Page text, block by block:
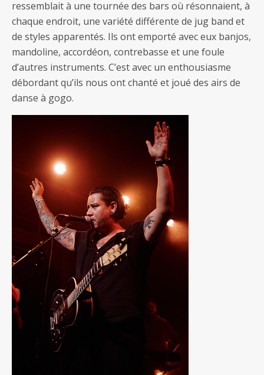
ressemblait à une tournée des bars où résonnaient, à
chaque endroit, une variété différente de jug band et
de styles apparentés. Ils ont emporté avec eux banjos,
mandoline, accordéon, contrebasse et une foule
d’autres instruments. C’est avec un enthousiasme
débordant qu’ils nous ont chanté et joué des airs de
danse à gogo.